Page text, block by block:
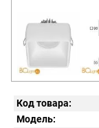
Код товара:
Модель: